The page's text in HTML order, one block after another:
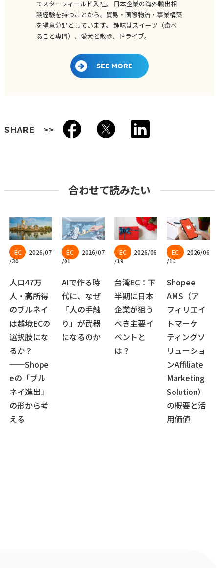
てスターフィールド入社。 日本企業の海外輸出相
談経験を持つことから、貿易・国際物流・事業構築
を得意分野としています。 趣味はスイーツ（食べ
ること専門）、愛犬と散歩、ドライブ。
SEE MORE
SHARE
合わせて読みたい
2026/07
/30
人口47万
人・高所得
のブルネイ
は越境ECの
選択肢にな
るか？
──Shope
eの「ブル
ネイ進出」
の形から考
える
2026/07
/01
AIで作る時
代に、なぜ
「人の手触
り」が武器
になるのか
2026/06
/19
台湾EC：下
半期に日本
企業が狙う
べき主要イ
ベントと
は？
2026/06
/12
Shopee
AMS（ア
フィリエイ
トマーケ
ティングソ
リューショ
ンAffiliate
Marketing
Solution）
の概要と活
用価値